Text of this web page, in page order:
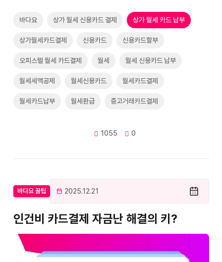
바다요 상가 월세 신용카드 결제 상가 월세 카드 납부
상가월세카드결제 신용카드 신용카드할부
오피스텔 월세 카드결제 월세 월세 신용카드 납부
월세세액공제 월세신용카드 월세카드결제
월세카드납부 월세환급 중고거래카드결제
1055 0
바다요 꿀팁 2025.12.21
인건비 카드결제 자금난 해결의 키?